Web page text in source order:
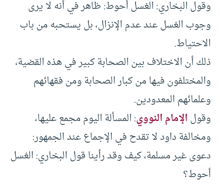
وقول البخاري: الغسل أحوط: ظاهر في أنه لا يرى
وجوب الغسل عند عدم الإنزال، بل يستحبه من باب
الاحتياط.
ذلك أن الاختلاف بين الصحابة كبير في هذه القضية،
والمختلفون فيها من كبار الصحابة ومن فقهائهم
وعلمائهم المعدودين.
وقولالإمام النووي: المسألة اليوم مجمع عليها،
ومخالفة داود لا تقدح في الإجماع عند الجمهور:
دعوى غير مسلمة، كيف وقد رأينا قول البخاري: الغسل
أحوط؟